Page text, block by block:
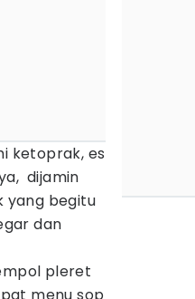
ketoprak, es
dijamin
yang begitu
dan
pleret